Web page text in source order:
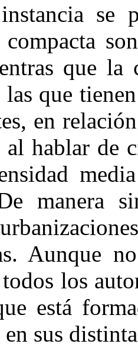
se
que
las que
en
hablar de
manera
Aunque
los
está
sus